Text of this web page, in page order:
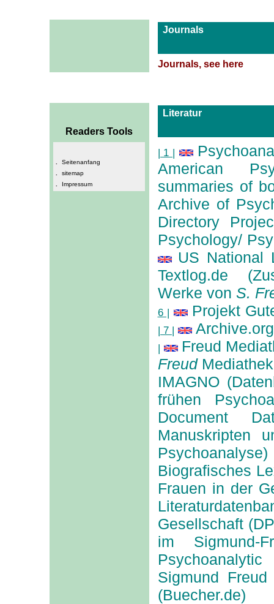
Journals
Journals, see here
Readers Tools
Seitenanfang
sitemap
Impressum
Literatur
| 1 |
American
summaries of
Archive of
Directory
Psychology/
US National
Textlog.de
Werke von S.
6 | Projekt
| 7 |
|
Freud
Freud
IMAGNO
frühen
Document
Manuskripten
Psychoanalyse)
Biografisches
Frauen in der
Gesellschaft
im Sigmund-
Psychoanalytic
Sigmund Freud
(Buecher.de)